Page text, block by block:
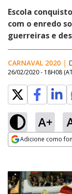
Escola
com o enredo
guerreiras e
CARNAVAL 2020 |
26/02/2020 - 18H08
A+
Adicione como